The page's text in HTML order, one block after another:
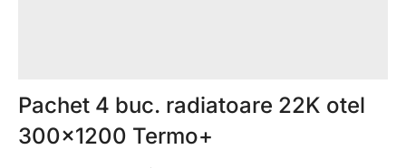
Pachet 4 buc. radiatoare 22K otel
300×1200 Termo+